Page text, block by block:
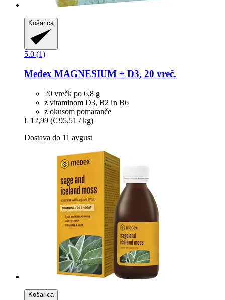
Košarica
5.0 (1)
Medex MAGNESIUM + D3, 20 vreč.
20 vrečk po 6,8 g
z vitaminom D3, B2 in B6
z okusom pomaranče
€ 12,99 (€ 95,51 / kg)
Dostava do 11 avgust
Košarica